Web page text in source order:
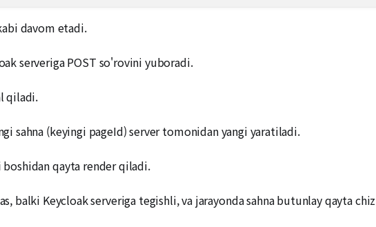
davom etadi.
serveriga POST so'rovini yuboradi.
qiladi.
sahna (keyingi pageId) server tomonidan yangi yaratiladi.
qayta render qiladi.
balki Keycloak serveriga tegishli, va jarayonda sahna butunlay qayta